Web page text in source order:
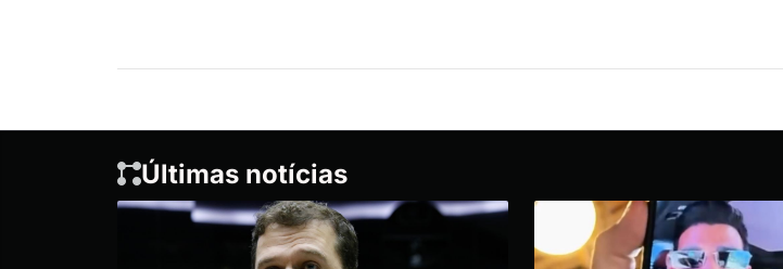
Últimas notícias